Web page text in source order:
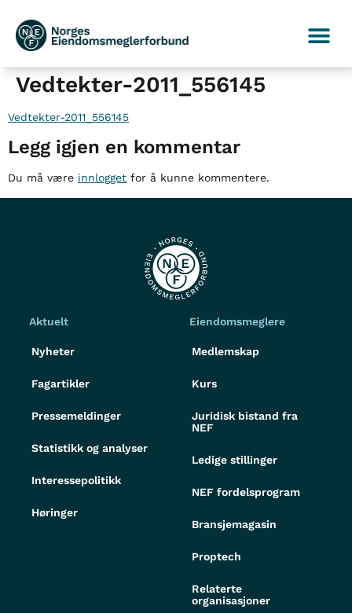
Vedtekter-2011_556145
Vedtekter-2011_556145
Legg igjen en kommentar
Du må være innlogget for å kunne kommentere.
Aktuelt
Nyheter
Fagartikler
Pressemeldinger
Statistikk og analyser
Interessepolitikk
Høringer
Eiendomsmeglere
Medlemskap
Kurs
Juridisk bistand fra
NEF
Ledige stillinger
NEF fordelsprogram
Bransjemagasin
Proptech
Relaterte
organisasjoner